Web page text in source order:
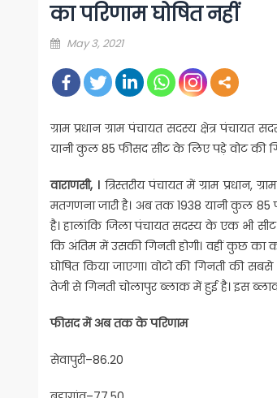
का परिणाम घोषित नहीं
Posted
May 3, 2021
ग्राम प्रधान ग्राम पंचायत सदस्य क्षेत्र
यानी कुल 85 फीसद सीट के लिए पड़े वोट की
वाराणसी, । त्रिस्तरीय पंचायत में ग्राम प्रधान,
मतगणना जारी है। अब तक 1938 यानी कुल 85
है। हालांकि जिला पंचायत सदस्य के एक भी
कि अंतिम में उसकी गिनती होगी। वहीं कुछ का
घोषित किया जाएगा। वोटो की गिनती की
तेजी से गिनती चोलापुर ब्लाक में हुई है। इस
फीसद में अब तक के परिणाम
सेवापुरी–86.20